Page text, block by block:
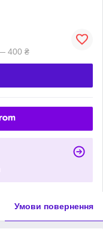
400 ₴
Умови повернення